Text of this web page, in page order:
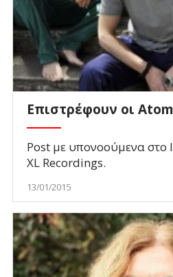
Επιστρέφουν οι
Post με υπονοούμενα
XL Recordings.
13/01/2015